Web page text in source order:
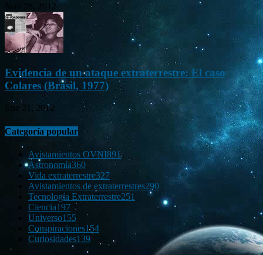
Nov 26, 2012
Evidencia de un ataque extraterrestre: El caso
Colares (Brasil, 1977)
Ene 21, 2012
Categoría popular
Avistamientos OVNI891
Astronomía360
Vida extraterrestre327
Avistamientos de extraterrestres290
Tecnología Extraterrestre251
Ciencia197
Universo155
Conspiraciones154
Curiosidades139